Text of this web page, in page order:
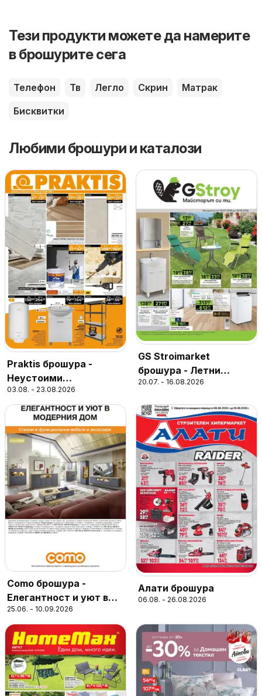
Тези продукти можете да намерите
в брошурите сега
Телефон Тв Легло Скрин
Матрак
Бисквитки
Любими брошури и каталози
Praktis брошура -
Неустоими
предложения
03.08. - 23.08.2026
GS Stroimarket
брошура - Летни
предложения
20.07. - 16.08.2026
Como брошура -
Елегантност и уют в
модерния дом
25.06. - 10.09.2026
Алати брошура
06.08. - 26.08.2026